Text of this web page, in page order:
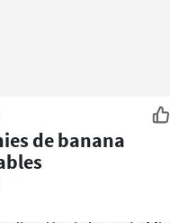
de banana